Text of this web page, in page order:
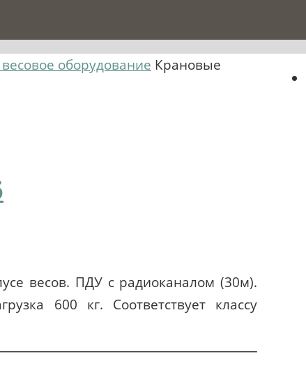
оборудование Крановые
весов. ПДУ с радиоканалом (30м).
600 кг. Соответствует классу